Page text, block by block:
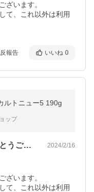
ざいます。
て、これ以外は利用
報告 いいね 0
【医薬部外品】薬用 ラカルトニュー5 190g
ップ
いつも迅速に届けて頂きありがとうござい… 2024/2/16
ざいます。
て、これ以外は利用